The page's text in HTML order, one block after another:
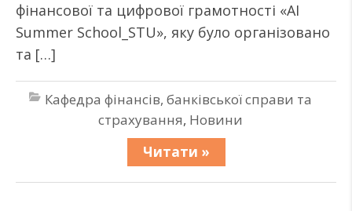
фінансової та цифрової грамотності «AI
Summer School_STU», яку було організовано
та […]
Кафедра фінансів, банківської справи та
страхування, Новини
Читати »